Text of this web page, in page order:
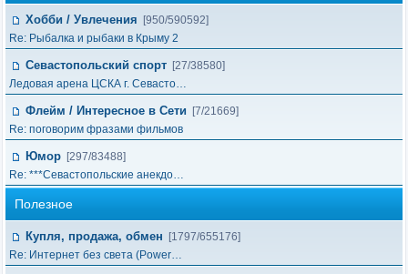
Хобби / Увлечения
[950/590592]
Re: Рыбалка и рыбаки в Крыму 2
Севастопольский спорт [27/38580]
Ледовая арена ЦСКА г. Севасто…
Флейм / Интересное в Cети
[7/21669]
Re: поговорим фразами фильмов
Юмор [297/83488]
Re: ***Севастопольские анекдо…
Полезное
Купля, продажа, обмен
[1797/655176]
Re: Интернет без света (Power…